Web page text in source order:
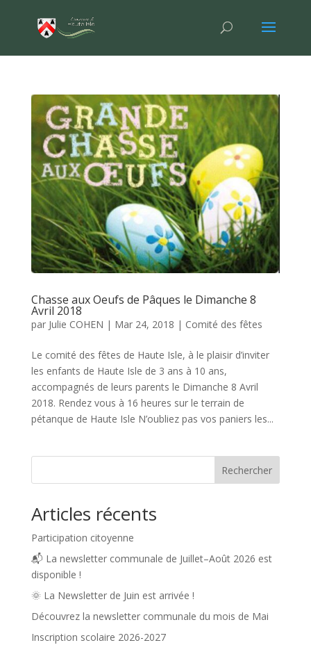
Chasse aux Oeufs de Pâques le Dimanche 8
Avril 2018
par Julie COHEN | Mar 24, 2018 | Comité des fêtes
Le comité des fêtes de Haute Isle, à le plaisir d’inviter
les enfants de Haute Isle de 3 ans à 10 ans,
accompagnés de leurs parents le Dimanche 8 Avril
2018. Rendez vous à 16 heures sur le terrain de
pétanque de Haute Isle N’oubliez pas vos paniers les...
Rechercher
Articles récents
Participation citoyenne
📬 La newsletter communale de Juillet–Août 2026 est
disponible !
🌞 La Newsletter de Juin est arrivée !
Découvrez la newsletter communale du mois de Mai
Inscription scolaire 2026-2027